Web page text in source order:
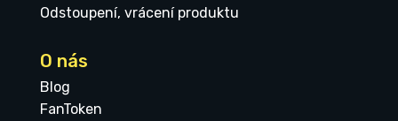
Odstoupení, vrácení produktu
O nás
Blog
FanToken